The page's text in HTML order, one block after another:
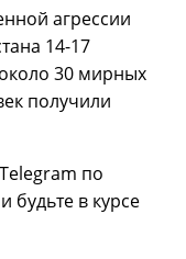
агрессии
14-17
30 мирных
получили
по
и будьте в курсе